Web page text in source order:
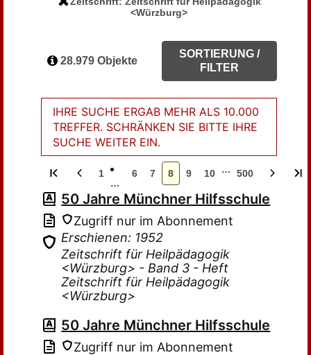
<Würzburg>
28.979 Objekte
SORTIERUNG /
FILTER
IHRE SUCHE ERGAB MEHR ALS 10.000
TREFFER. SCHRÄNKEN SIE BITTE IHRE
SUCHE WEITER EIN.
1
…
6 7 8 9 10 … 500
50 Jahre Münchner Hilfsschule
Zugriff nur im Abonnement
Erschienen: 1952
Zeitschrift für Heilpädagogik
<Würzburg> - Band 3 - Heft
Zeitschrift für Heilpädagogik
<Würzburg>
50 Jahre Münchner Hilfsschule
Zugriff nur im Abonnement